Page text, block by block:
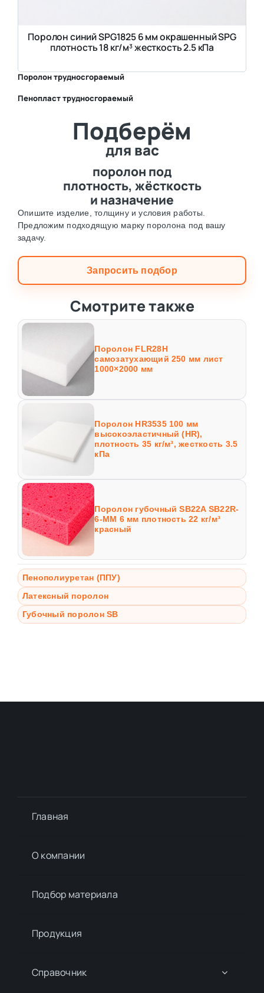
Поролон синий SPG1825 6 мм окрашенный SPG
плотность 18 кг/м³ жесткость 2.5 кПа
Поролон трудносгораемый
Пенопласт трудносгораемый
Подберём
для вас
поролон под
плотность, жёсткость
и назначение
Опишите изделие, толщину и условия работы.
Предложим подходящую марку поролона под вашу
задачу.
Запросить подбор
Смотрите также
Поролон FLR28H
самозатухающий 250 мм лист
1000×2000 мм
Поролон HR3535 100 мм
высокоэластичный (HR),
плотность 35 кг/м³, жесткость 3.5
кПа
Поролон губочный SB22A SB22R-
6-MM 6 мм плотность 22 кг/м³
красный
Пенополиуретан (ППУ)
Латексный поролон
Губочный поролон SB
Главная
О компании
Подбор материалa
Продукция
Справочник